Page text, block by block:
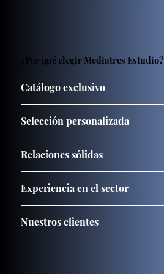
¿Por qué elegir Mediatres Estudio?
Catálogo exclusivo
Selección personalizada
Relaciones sólidas
Experiencia en el sector
Nuestros clientes